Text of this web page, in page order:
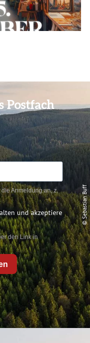
© Sebastian Buff
Postfach
Anmeldung an, z.
und akzeptiere
den Link in